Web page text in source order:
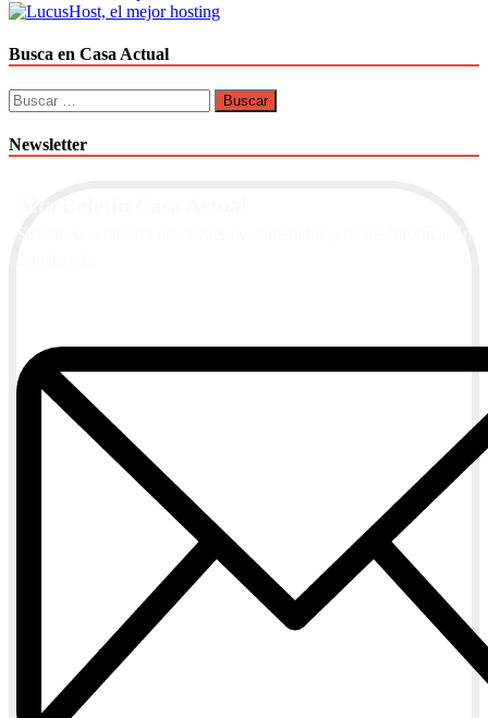
Busca en Casa Actual
Buscar:
Newsletter